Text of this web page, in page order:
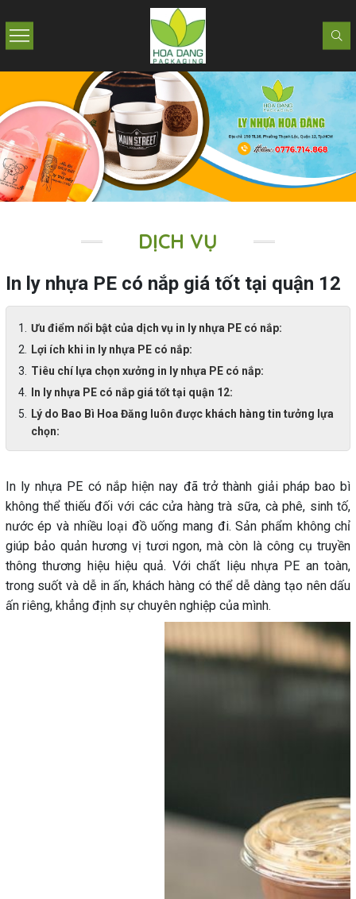
DỊCH VỤ
In ly nhựa PE có nắp giá tốt tại quận 12
Ưu điểm nổi bật của dịch vụ in ly nhựa PE có nắp:
Lợi ích khi in ly nhựa PE có nắp:
Tiêu chí lựa chọn xưởng in ly nhựa PE có nắp:
In ly nhựa PE có nắp giá tốt tại quận 12:
Lý do Bao Bì Hoa Đăng luôn được khách hàng tin tưởng lựa
chọn:
In ly nhựa PE có nắp hiện nay đã trở thành giải pháp bao bì
không thể thiếu đối với các cửa hàng trà sữa, cà phê, sinh tố,
nước ép và nhiều loại đồ uống mang đi. Sản phẩm không chỉ
giúp bảo quản hương vị tươi ngon, mà còn là công cụ truyền
thông thương hiệu hiệu quả. Với chất liệu nhựa PE an toàn,
trong suốt và dễ in ấn, khách hàng có thể dễ dàng tạo nên dấu
ấn riêng, khẳng định sự chuyên nghiệp của mình.